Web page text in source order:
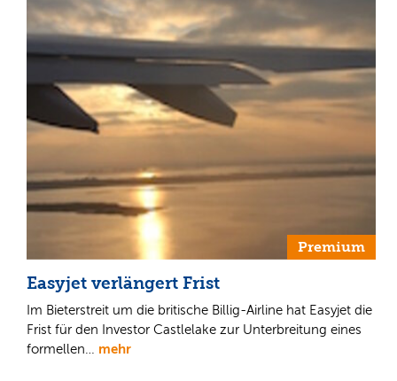
Premium
Easyjet verlängert Frist
Im Bieterstreit um die britische Billig-Airline hat Easyjet die
Frist für den Investor Castlelake zur Unterbreitung eines
formellen… mehr